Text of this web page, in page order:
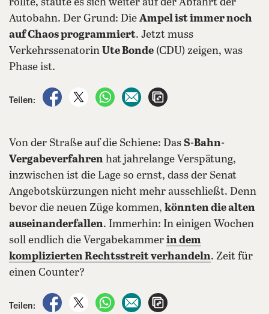
rollte, staute es sich weiter auf der Abfahrt der
Autobahn. Der Grund: Die Ampel ist immer noch
auf Chaos programmiert. Jetzt muss
Verkehrssenatorin Ute Bonde (CDU) zeigen, was
Phase ist.
Teilen:
auf Facebook teilen
auf X teilenper WhatsApp teilen
per E-Mail teilen
Von der Straße auf die Schiene: Das S-Bahn-
Vergabeverfahren hat jahrelange Verspätung,
inzwischen ist die Lage so ernst, dass der Senat
Angebotskürzungen nicht mehr ausschließt. Denn
bevor die neuen Züge kommen, könnten die alten
auseinanderfallen. Immerhin: In einigen Wochen
soll endlich die Vergabekammer in dem
komplizierten Rechtsstreit verhandeln. Zeit für
einen Counter?
Teilen:
auf Facebook teilen
auf X teilenper WhatsApp teilen
per E-Mail teilen